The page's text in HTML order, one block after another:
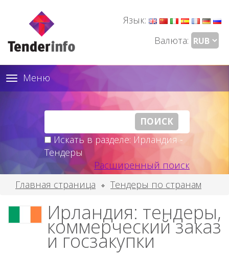
Язык:
Валюта:
Toggle
navigation
Меню
Искать в разделе: Ирландия -
Тендеры
Расширенный поиск
Главная страница
Тендеры по странам
Ирландия: тендеры,
коммерческий заказ
и госзакупки